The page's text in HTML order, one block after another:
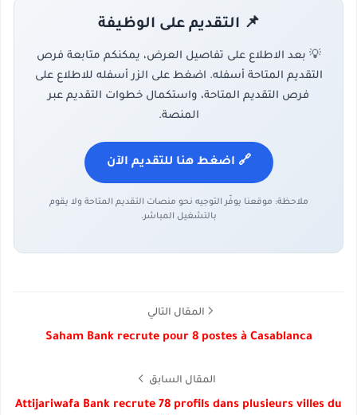
📌 التقديم على الوظيفة
💡 بعد الاطلاع على تفاصيل العرض، يمكنكم متابعة فرص
التقديم المتاحة أسفله. اضغط على الزر أسفله للاطلاع على
فرص التقديم المتاحة، واستكمال خطوات التقديم عبر
المنصة.
🔗 اضغط هنا للتقديم الآن
ملاحظة: موقعنا يوفّر التوجيه نحو منصات التقديم المتاحة ولا يقوم
بالتشغيل المباشر.
المقال التالي
Saham Bank recrute pour 8 postes à Casablanca
المقال السابق
Attijariwafa Bank recrute 78 profils dans plusieurs villes du